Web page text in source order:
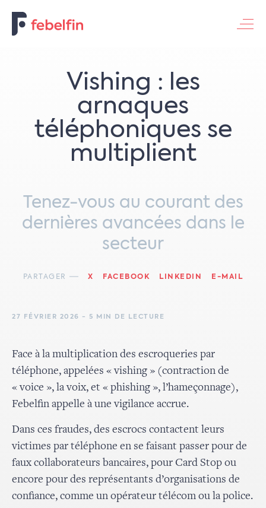
​​Vishing : les
arnaques
téléphoniques se
multiplient​
Tenez-vous au courant des
dernières avancées dans le
secteur
PARTAGER X FACEBOOK LINKEDIN E-MAIL
27 FÉVRIER 2026 - 5 MIN DE LECTURE
Face à la multiplication des escroqueries par
téléphone, appelées « vishing » (contraction de
« voice », la voix, et « phishing », l’hameçonnage),
Febelfin appelle à une vigilance accrue.
Dans ces fraudes, des escrocs contactent leurs
victimes par téléphone en se faisant passer pour de
faux collaborateurs bancaires, pour Card Stop ou
encore pour des représentants d’organisations de
confiance, comme un opérateur télécom ou la police.